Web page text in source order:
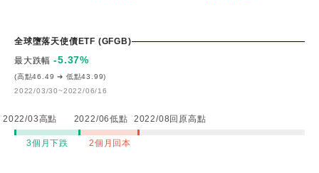
券
基
累
全球墮落天使債ETF (GFGB)
最大跌幅 -5.37%
(高點46.49 ➔ 低點43.99)
2022/03/30~2022/06/16
2022/03高點 2022/06低點
3個月下跌
2022/08回原高點
2個月回本